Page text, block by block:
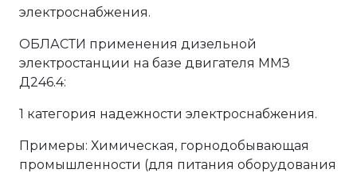
электроснабжения.
ОБЛАСТИ применения дизельной
электростанции на базе двигателя ММЗ
Д246.4:
1 категория надежности электроснабжения.
Примеры: Химическая, горнодобывающая
промышленности (для питания оборудования